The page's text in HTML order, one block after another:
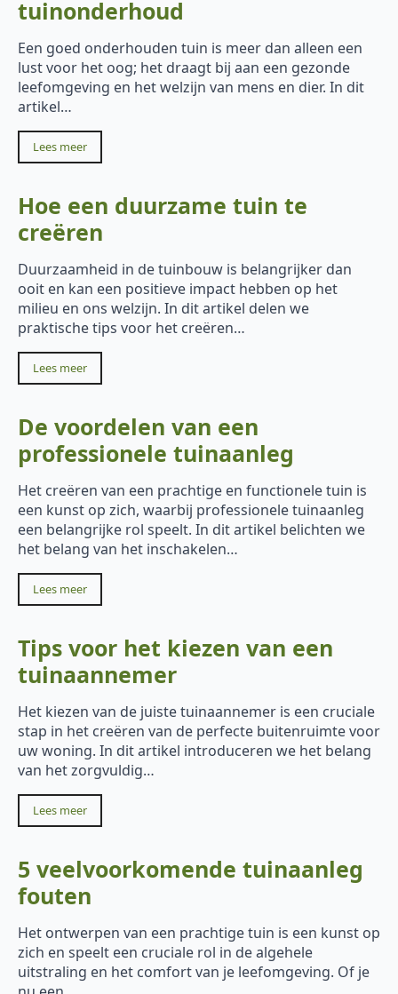
tuinonderhoud
Een goed onderhouden tuin is meer dan alleen een
lust voor het oog; het draagt bij aan een gezonde
leefomgeving en het welzijn van mens en dier. In dit
artikel…
Lees meer
Hoe een duurzame tuin te
creëren
Duurzaamheid in de tuinbouw is belangrijker dan
ooit en kan een positieve impact hebben op het
milieu en ons welzijn. In dit artikel delen we
praktische tips voor het creëren…
Lees meer
De voordelen van een
professionele tuinaanleg
Het creëren van een prachtige en functionele tuin is
een kunst op zich, waarbij professionele tuinaanleg
een belangrijke rol speelt. In dit artikel belichten we
het belang van het inschakelen…
Lees meer
Tips voor het kiezen van een
tuinaannemer
Het kiezen van de juiste tuinaannemer is een cruciale
stap in het creëren van de perfecte buitenruimte voor
uw woning. In dit artikel introduceren we het belang
van het zorgvuldig…
Lees meer
5 veelvoorkomende tuinaanleg
fouten
Het ontwerpen van een prachtige tuin is een kunst op
zich en speelt een cruciale rol in de algehele
uitstraling en het comfort van je leefomgeving. Of je